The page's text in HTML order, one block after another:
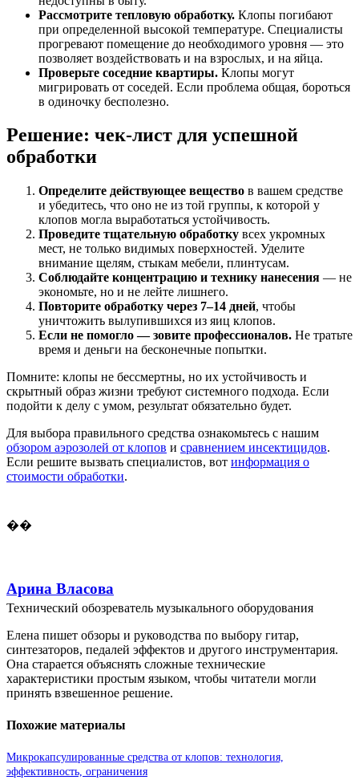
Рассмотрите тепловую обработку. Клопы погибают
при определенной высокой температуре. Специалисты
прогревают помещение до необходимого уровня — это
позволяет воздействовать и на взрослых, и на яйца.
Проверьте соседние квартиры. Клопы могут
мигрировать от соседей. Если проблема общая, бороться
в одиночку бесполезно.
Решение: чек-лист для успешной
обработки
Определите действующее вещество в вашем средстве
и убедитесь, что оно не из той группы, к которой у
клопов могла выработаться устойчивость.
Проведите тщательную обработку всех укромных
мест, не только видимых поверхностей. Уделите
внимание щелям, стыкам мебели, плинтусам.
Соблюдайте концентрацию и технику нанесения — не
экономьте, но и не лейте лишнего.
Повторите обработку через 7–14 дней, чтобы
уничтожить вылупившихся из яиц клопов.
Если не помогло — зовите профессионалов. Не тратьте
время и деньги на бесконечные попытки.
Помните: клопы не бессмертны, но их устойчивость и
скрытный образ жизни требуют системного подхода. Если
подойти к делу с умом, результат обязательно будет.
Для выбора правильного средства ознакомьтесь с нашим
обзором аэрозолей от клопов и сравнением инсектицидов.
Если решите вызвать специалистов, вот информация о
стоимости обработки.
��
Арина Власова
Технический обозреватель музыкального оборудования
Елена пишет обзоры и руководства по выбору гитар,
синтезаторов, педалей эффектов и другого инструментария.
Она старается объяснять сложные технические
характеристики простым языком, чтобы читатели могли
принять взвешенное решение.
Похожие материалы
Микрокапсулированные средства от клопов: технология,
эффективность, ограничения